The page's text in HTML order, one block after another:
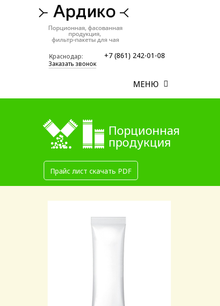
Краснодар: +7 (861) 242-01-08
Заказать звонок
МЕНЮ
Прайс лист скачать PDF
Порционная
продукция